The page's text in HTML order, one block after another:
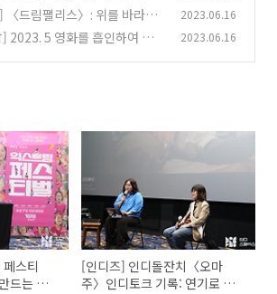
이 될 수 없다면
(0)
드림팰리스〉: 위를 바라볼
수 없음.
(0)
2023.06.16
2023. 5 영화를 흡인하여 이
2023.06.16
스티
는 사람
[인디즈] 인디돌잔치〈오마
주〉인디토크 기록: 연기로 흩어